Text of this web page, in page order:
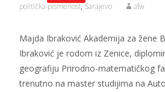
politička pismenost,Sarajevo afw
Majda Ibraković Akademija za žene
Ibraković je rodom iz Zenice,
geografiju Prirodno-matematičkog
trenutno na master studijima na